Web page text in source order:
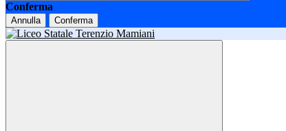
Conferma
Annulla Conferma